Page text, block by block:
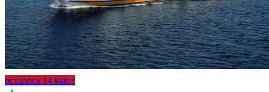
осталось 14 кают